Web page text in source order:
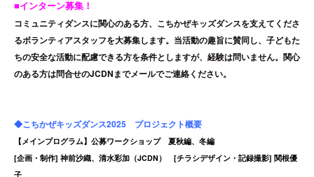
■インターン募集！
コミュニティダンスに関心のある方、こちかぜキッズダンスを支えてくださ
るボランティアスタッフを大募集します。当活動の趣旨に賛同し、子どもた
ちの安全な活動に配慮できる方を条件としますが、経験は問いません。関心
のある方は問合せのJCDNまでメールでご連絡ください。
◆こちかぜキッズダンス2025 プロジェクト概要
【メインプログラム】公募ワークショップ 夏秋編、冬編
[企画・制作] 神前沙織、清水彩加（JCDN） [チラシデザイン・記録撮影] 関根優
子